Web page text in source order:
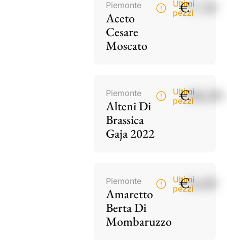
Piemonte
Aceto
Cesare
Moscato
Ultimi
pezzi
€17,50
Piemonte
Alteni Di
Brassica
Gaja 2022
Ultimi
pezzi
€186,00
Piemonte
Amaretto
Berta Di
Mombaruzzo
Ultimi
pezzi
€34,00